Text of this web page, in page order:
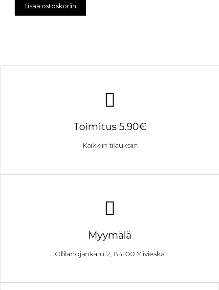
Lisää ostoskoriin
Toimitus 5.90€
Kaikkiin tilauksiin
Myymälä
Ollilanojankatu 2, 84100 Ylivieska